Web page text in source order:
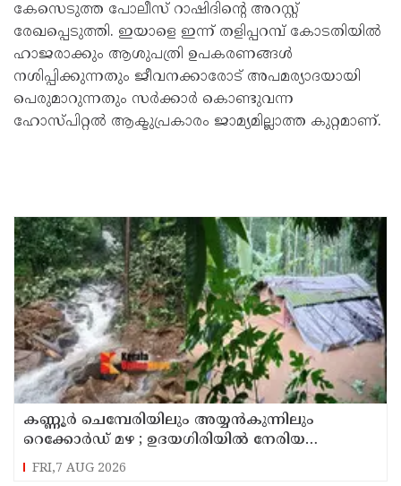
കേസെടുത്ത പോലീസ് റാഷിദിന്റെ അറസ്റ്റ്
രേഖപ്പെടുത്തി. ഇയാളെ ഇന്ന് തളിപ്പറമ്പ് കോടതിയിൽ
ഹാജരാക്കും ആശുപത്രി ഉപകരണങ്ങൾ
നശിപ്പിക്കുന്നതും ജീവനക്കാരോട് അപമര്യാദയായി
പെരുമാറുന്നതും സർക്കാർ കൊണ്ടുവന്ന
ഹോസ്പിറ്റൽ ആക്ടുപ്രകാരം ജാമ്യമില്ലാത്ത കുറ്റമാണ്.
കണ്ണൂർ ചെമ്പേരിയിലും അയ്യൻകുന്നിലും
റെക്കോർഡ് മഴ ; ഉദയഗിരിയിൽ നേരിയ
ഉരുൾപൊട്ടൽ; 13 പേരെ ക്യാമ്പിലേക്ക് മാറ്റി
FRI,7 AUG 2026